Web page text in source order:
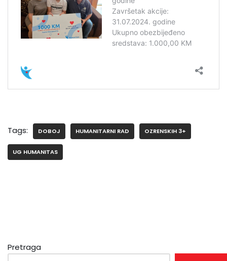
Tags: DOBOJ HUMANITARNI RAD OZRENSKIH 3+
UG HUMANITAS
Pretraga